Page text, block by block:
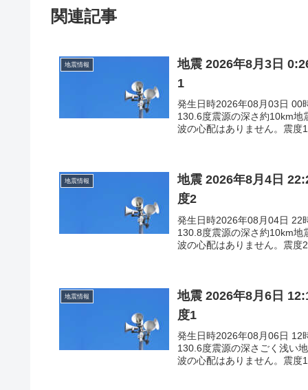
関連記事
地震情報
地震 2026年8月3日
1
発生日時2026年08月03日 00
130.6度震源の深さ約10km地
波の心配はありません。震度
地震情報
地震 2026年8月4日
度2
発生日時2026年08月04日 22
130.8度震源の深さ約10km地
波の心配はありません。震度
地震情報
地震 2026年8月6日
度1
発生日時2026年08月06日 12
130.6度震源の深さごく浅い
波の心配はありません。震度